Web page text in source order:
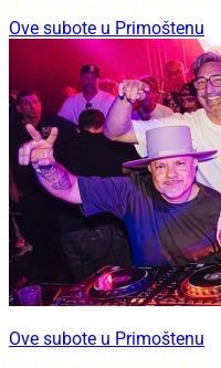
Ove subote u Primoštenu
Ove subote u Primoštenu